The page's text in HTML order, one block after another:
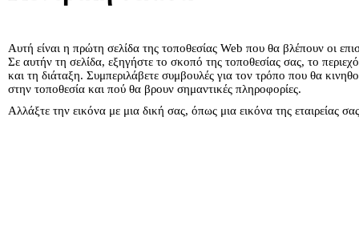
Αυτή είναι η πρώτη σελίδα της τοποθεσίας Web που θα βλέπουν οι
Σε αυτήν τη σελίδα, εξηγήστε το σκοπό της τοποθεσίας σας, το
και τη διάταξη. Συμπεριλάβετε συμβουλές για τον τρόπο που θα
στην τοποθεσία και πού θα βρουν σημαντικές πληροφορίες.
Αλλάξτε την εικόνα με μια δική σας, όπως μια εικόνα της εταιρείας